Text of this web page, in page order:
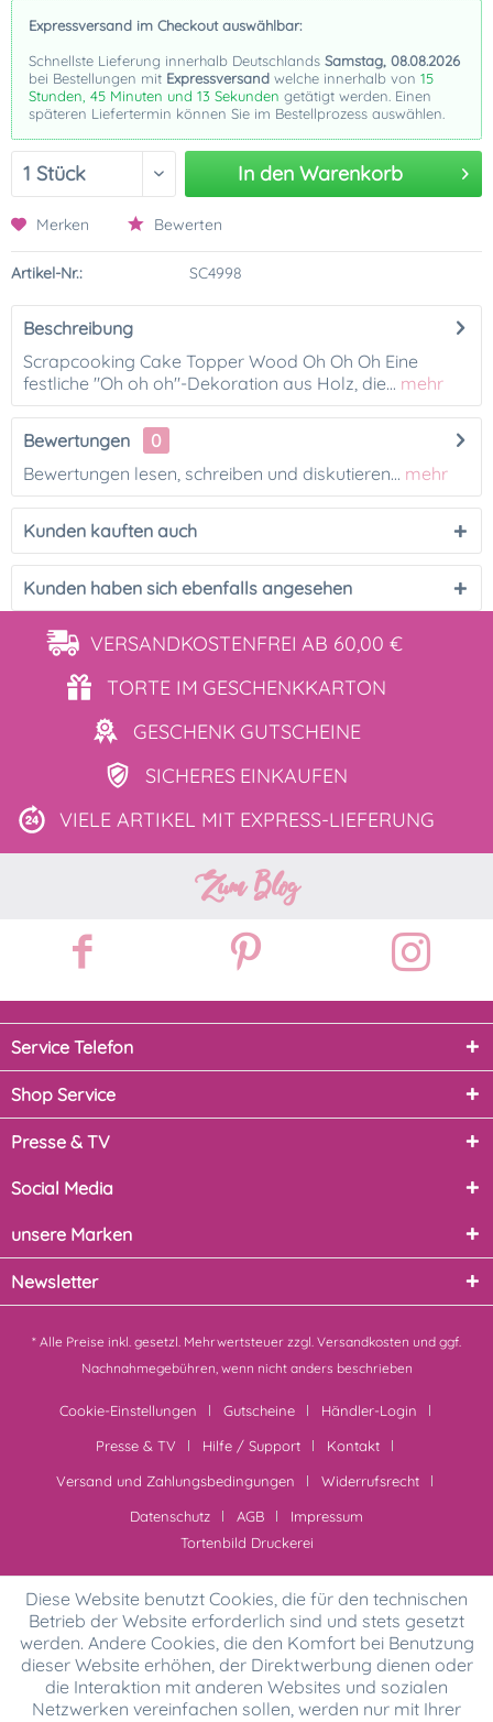
Expressversand im Checkout auswählbar:
Schnellste Lieferung innerhalb Deutschlands Samstag, 08.08.2026
bei Bestellungen mit Expressversand welche innerhalb von 15
Stunden, 45 Minuten und 13 Sekunden getätigt werden. Einen
späteren Liefertermin können Sie im Bestellprozess auswählen.
In den Warenkorb
Merken Bewerten
Artikel-Nr.: SC4998
Beschreibung
Scrapcooking Cake Topper Wood Oh Oh Oh Eine
festliche "Oh oh oh"-Dekoration aus Holz, die... mehr
Bewertungen
0
Bewertungen lesen, schreiben und diskutieren... mehr
Kunden kauften auch
Kunden haben sich ebenfalls angesehen
VERSANDKOSTENFREI AB 60,00 €
TORTE IM GESCHENKKARTON
GESCHENK GUTSCHEINE
SICHERES EINKAUFEN
VIELE ARTIKEL MIT EXPRESS-LIEFERUNG
Zum Blog
Service Telefon
Shop Service
Presse & TV
Social Media
unsere Marken
Newsletter
* Alle Preise inkl. gesetzl. Mehrwertsteuer zzgl. Versandkosten und ggf.
Nachnahmegebühren, wenn nicht anders beschrieben
Cookie-Einstellungen Gutscheine
Händler-Login
Presse & TV
Hilfe / Support
Kontakt
Versand und Zahlungsbedingungen
Widerrufsrecht
Datenschutz
AGB
Impressum
Tortenbild Druckerei
Diese Website benutzt Cookies, die für den technischen
Betrieb der Website erforderlich sind und stets gesetzt
werden. Andere Cookies, die den Komfort bei Benutzung
dieser Website erhöhen, der Direktwerbung dienen oder
die Interaktion mit anderen Websites und sozialen
Netzwerken vereinfachen sollen, werden nur mit Ihrer